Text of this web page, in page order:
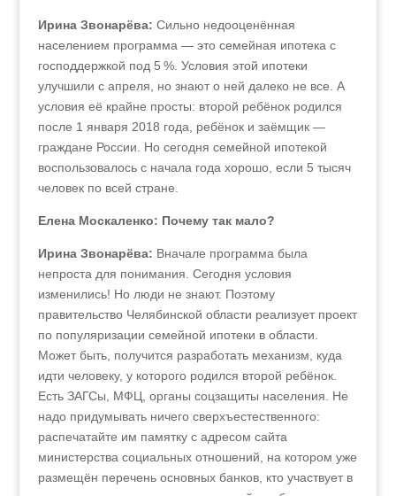
Ирина Звонарёва: Сильно недооценённая
населением программа — это семейная ипотека с
господдержкой под 5 %. Условия этой ипотеки
улучшили с апреля, но знают о ней далеко не все. А
условия её крайне просты: второй ребёнок родился
после 1 января 2018 года, ребёнок и заёмщик —
граждане России. Но сегодня семейной ипотекой
воспользовалось с начала года хорошо, если 5 тысяч
человек по всей стране.
Елена Москаленко: Почему так мало?
Ирина Звонарёва: Вначале программа была
непроста для понимания. Сегодня условия
изменились! Но люди не знают. Поэтому
правительство Челябинской области реализует проект
по популяризации семейной ипотеки в области.
Может быть, получится разработать механизм, куда
идти человеку, у которого родился второй ребёнок.
Есть ЗАГСы, МФЦ, органы соцзащиты населения. Не
надо придумывать ничего сверхъестественного:
распечатайте им памятку с адресом сайта
министерства социальных отношений, на котором уже
размещён перечень основных банков, кто участвует в